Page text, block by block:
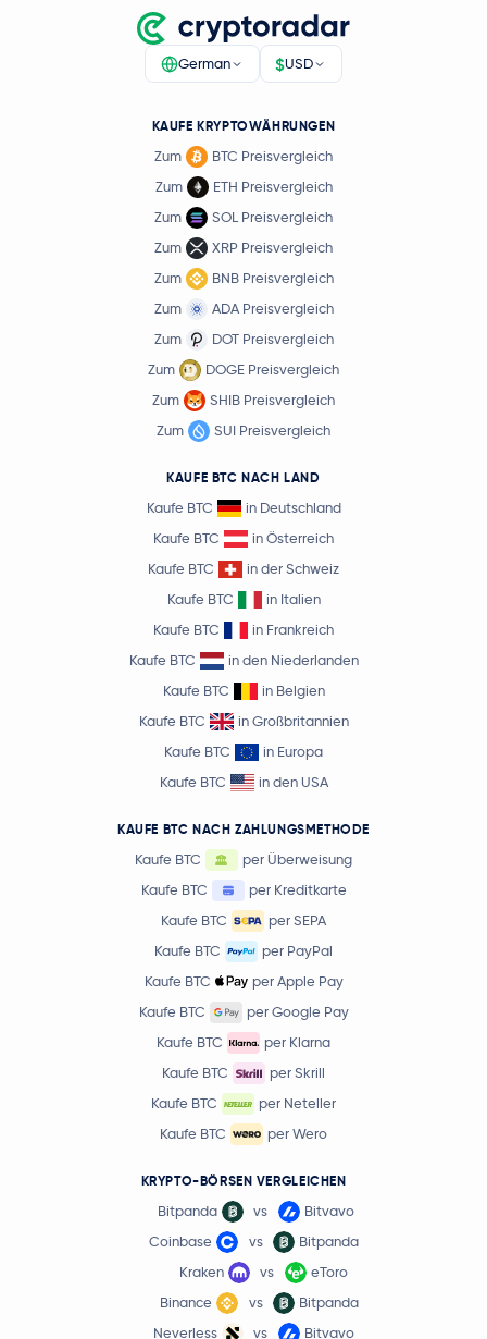
German $USD
KAUFE KRYPTOWÄHRUNGEN
Zum
BTC Preisvergleich
Zum
ETH Preisvergleich
Zum
SOL Preisvergleich
Zum
XRP Preisvergleich
Zum
BNB Preisvergleich
Zum
ADA Preisvergleich
Zum
DOT Preisvergleich
Zum
DOGE Preisvergleich
Zum
SHIB Preisvergleich
Zum
SUI Preisvergleich
KAUFE BTC NACH LAND
Kaufe BTC
in Deutschland
Kaufe BTC
in Österreich
Kaufe BTC
in der Schweiz
Kaufe BTC
in Italien
Kaufe BTC
in Frankreich
Kaufe BTC
in den Niederlanden
Kaufe BTC
in Belgien
Kaufe BTC
in Großbritannien
Kaufe BTC
in Europa
Kaufe BTC
in den USA
KAUFE BTC NACH ZAHLUNGSMETHODE
Kaufe BTC
per Überweisung
Kaufe BTC
per Kreditkarte
Kaufe BTC
per SEPA
Kaufe BTC
per PayPal
Kaufe BTC
per Apple Pay
Kaufe BTC
per Google Pay
Kaufe BTC
per Klarna
Kaufe BTC
per Skrill
Kaufe BTC
per Neteller
Kaufe BTC
per Wero
KRYPTO-BÖRSEN VERGLEICHEN
Bitpanda vs
Bitvavo
Coinbase
vs
Bitpanda
Kraken
vs
eToro
Binance
vs
Bitpanda
Neverless
vs Bitvavo